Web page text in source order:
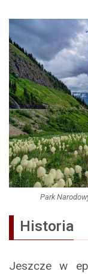
Park
Historia
Jeszcze w